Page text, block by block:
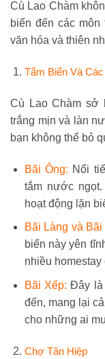
Cù Lao Chàm
biển đến các
văn hóa và thiên
Tắm Biển Và
Cù Lao Chàm sở
trắng mịn và làn
bạn không thể bỏ
Bãi Ông: Nổi
tắm nước
hoạt động lặn
Bãi Làng và
biển này yên
nhiều
Bãi Xếp: Đây là
đến, mang lại
cho những ai
Chợ Tân Hiệp